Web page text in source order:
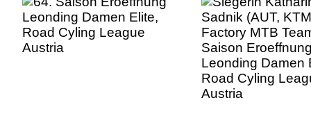
Damen Elite,
League Austria